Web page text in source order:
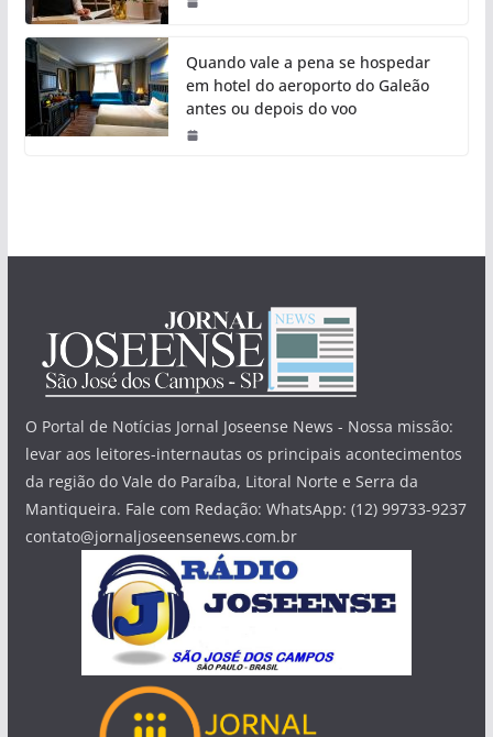
Quando vale a pena se hospedar
em hotel do aeroporto do Galeão
antes ou depois do voo
O Portal de Notícias Jornal Joseense News - Nossa missão:
levar aos leitores-internautas os principais acontecimentos
da região do Vale do Paraíba, Litoral Norte e Serra da
Mantiqueira. Fale com Redação: WhatsApp: (12) 99733-9237
contato@jornaljoseensenews.com.br